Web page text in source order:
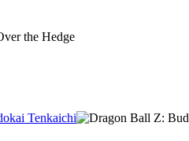
Tenkaichi